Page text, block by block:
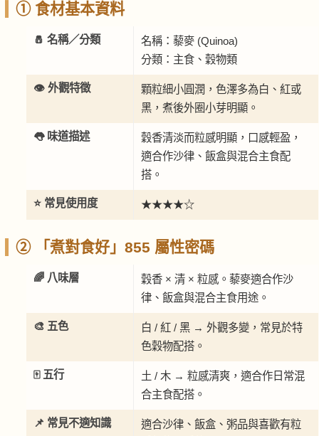
① 食材基本資料
🧂 名稱／分類
名稱：藜麥 (Quinoa)
分類：主食、穀物類
👁️ 外觀特徵
顆粒細小圓潤，色澤多為白、紅或
黑，煮後外圈小芽明顯。
👅 味道描述
穀香清淡而粒感明顯，口感輕盈，
適合作沙律、飯盒與混合主食配
搭。
⭐ 常見使用度 ★★★★☆
② 「煮對食好」855 屬性密碼
🌈 八味層
穀香 × 清 × 粒感。藜麥適合作沙
律、飯盒與混合主食用途。
🎨 五色
白 / 紅 / 黑 → 外觀多變，常見於特
色穀物配搭。
🀄 五行
土 / 木 → 粒感清爽，適合作日常混
合主食配搭。
📌 常見不適知識
適合沙律、飯盒、粥品與喜歡有粒